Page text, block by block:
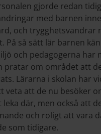
gjorde redan
med barnen
och trygghetsvandrar
På så sätt lär barnen
och pedagogerna har
pratar om området att
Lärarna i skolan har
veta att de nu besöker
där, men också att
och roligt att vara
som tidigare.